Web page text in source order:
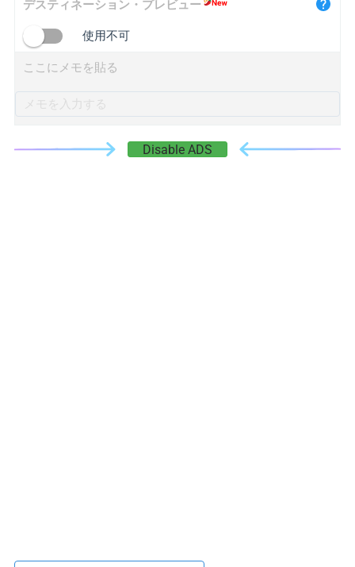
デスティネーション・プレビュー
使用不可
ここにメモを貼る
Disable ADS